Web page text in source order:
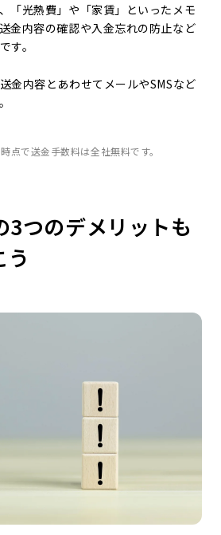
「光熱費」や「家賃」といったメモ
金内容の確認や入金忘れの防止など
す。
金内容とあわせてメールやSMSなど
で送金手数料は全社無料です。
3つのデメリットも
う